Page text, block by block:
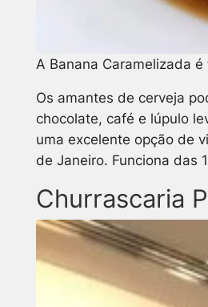
A Banana Caramelizada
Os amantes de cerveja
chocolate, café e lúpulo
uma excelente opção de
de Janeiro. Funciona das
Churrascaria